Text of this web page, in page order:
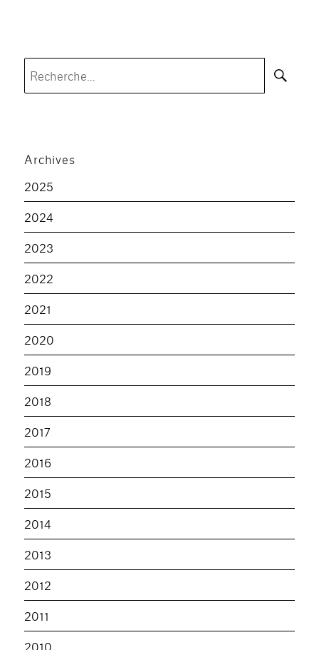
Archives
2025
2024
2023
2022
2021
2020
2019
2018
2017
2016
2015
2014
2013
2012
2011
2010